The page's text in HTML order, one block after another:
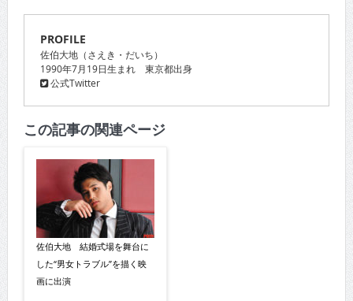
PROFILE
佐伯大地（さえき・だいち）
1990年7月19日生まれ 東京都出身
公式Twitter
この記事の関連ページ
佐伯大地 結婚式場を舞台に
した“男女トラブル”を描く映
画に出演